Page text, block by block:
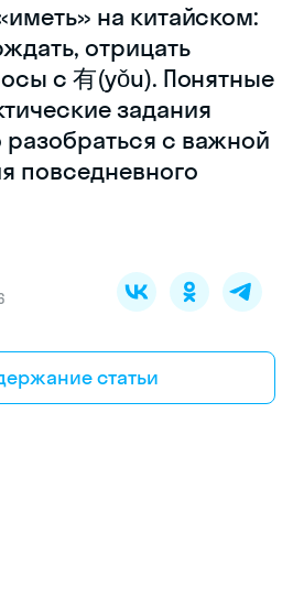
на китайском:
отрицать
с 有(yǒu). Понятные
задания
с важной
повседневного
статьи